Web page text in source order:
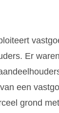
Er
een
grond